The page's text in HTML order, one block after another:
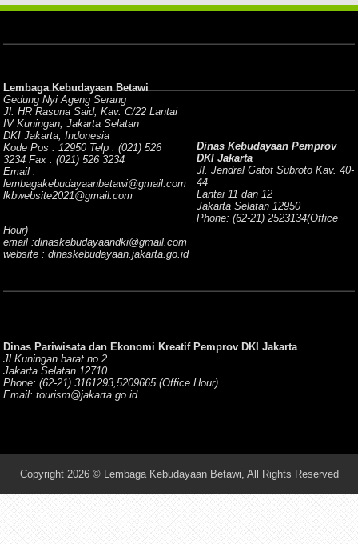
Lembaga Kebudayaan Betawi
Gedung Nyi Ageng Serang
Jl. HR Rasuna Said, Kav. C/22 Lantai
IV Kuningan, Jakarta Selatan
DKI Jakarta, Indonesia
Kode Pos : 12950 Telp : (021) 526
3234 Fax : (021) 526 3234
Email :
lembagakebudayaanbetawi@gmail.com
lkbwebsite2021@gmail.com
Dinas Kebudayaan Pemprov
DKI Jakarta
Jl. Jendral Gatot Subroto Kav. 40-
44
Lantai 11 dan 12
Jakarta Selatan 12950
Phone: (62-21) 2523134(Office
Hour)
email :dinaskebudayaandki@gmail.com
website : dinaskebudayaan.jakarta.go.id
Dinas Pariwisata dan Ekonomi Kreatif Pemprov DKI Jakarta
Jl.Kuningan barat no.2
Jakarta Selatan 12710
Phone: (62-21) 3161293,5209665 (Office Hour)
Email: tourism@jakarta.go.id
Copyright 2026 © Lembaga Kebudayaan Betawi, All Rights Reserved